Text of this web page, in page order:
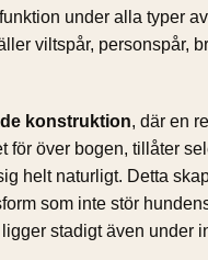
under alla typer
viltspår, personspår,
konstruktion, där en
för över bogen, tillåter
helt naturligt. Detta
som inte stör
stadigt även under